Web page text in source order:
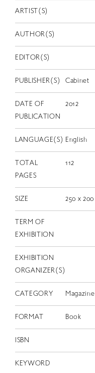
EN
ARTIST(S)
AUTHOR(S)
EDITOR(S)
PUBLISHER(S) Cabinet
DATE OF
PUBLICATION
2012
LANGUAGE(S) English
TOTAL
PAGES
112
SIZE 250 x 200
TERM OF
EXHIBITION
EXHIBITION
ORGANIZER(S)
CATEGORY Magazine
FORMAT Book
ISBN
KEYWORD